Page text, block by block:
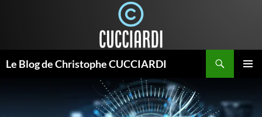
Le Blog de Christophe CUCCIARDI